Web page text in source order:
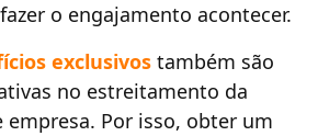
o engajamento acontecer.
exclusivos também são
no estreitamento da
empresa. Por isso, obter um